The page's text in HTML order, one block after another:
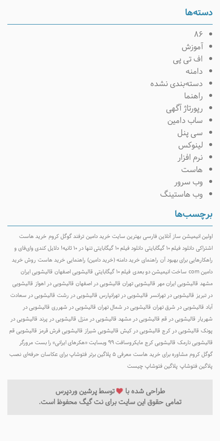
دسته‌ها
۸۶
آموزش
اف تی پی
دامنه
دسته‌بندی نشده
راهنما
رپورتاژ آگهی
ساب دامین
سی پنل
لینوکس
نرم افزار
هاست
وب سرور
وب هاستینگ
برچسب‌ها
اولین انیمیشن ساز آنلاین فارسی بهترین سایت خرید دامین ترفند گوگل کروم خرید هاست
اشتراکی دانلود فیلم ۱۰ گیگابایتی دانلود فیلم ۱۰ گیگابایتی تنها در ۱۰ ثانیه!
دلایل کندی وای‌فای و
راهکارهایی برای بهبود آن راهنمای خرید دامنه (خرید دامین) راهنمایی خرید هاست روش خرید
دامین com
ساخت انیمیشن دو بعدی فیلم ۱۰ گیگابایتی قالیشویی اصفهان قالیشویی ایران
مشهد قالیشویی ایران مهر قالیشویی تهران قالیشویی در اصفهان قالیشویی در اهواز قالیشویی
در تبریز قالیشویی در تهرانسر قالیشویی در تهرانپارس قالیشویی در رشت قالیشویی در سعادت
قالیشویی در شرق تهران قالیشویی در شمال تهران قالیشویی در شهرری قالیشویی در
شهریار قالیشویی در قم قالیشویی در مشهد قالیشویی در منزل قالیشویی در پرند
قالیشویی در
پونک قالیشویی در کرج قالیشویی در کیش قالیشویی شیراز قالیشویی فرش قرمز قالیشویی قم
قالیشویی نارمک قالیشویی کرج مایکروسافت ۹۹ وبسایت «هکرهای ایرانی» را بست
مرورگر
گوگل کروم مشاوره برای خرید هاست معرفی 5 پلاگین برتر فتوشاپ برای عکاسان حرفه‌ای
نصب
پلاگین فتوشاپ پلاگین فتوشاپ چیست
طراحی شده با توسطپرشین وردپرس
تمامی حقوق این سایت برای نت گیگ محفوظ است.